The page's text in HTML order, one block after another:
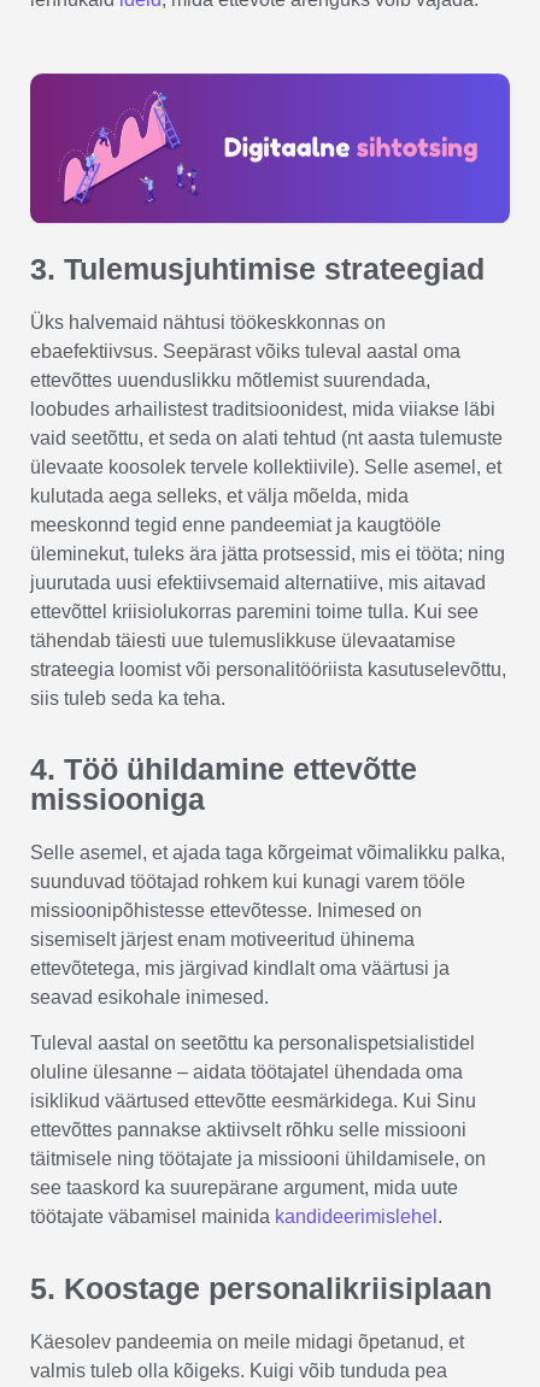
3. Tulemusjuhtimise strateegiad
Üks halvemaid nähtusi töökeskkonnas on
ebaefektiivsus. Seepärast võiks tuleval aastal oma
ettevõttes uuenduslikku mõtlemist suurendada,
loobudes arhailistest traditsioonidest, mida viiakse läbi
vaid seetõttu, et seda on alati tehtud (nt aasta tulemuste
ülevaate koosolek tervele kollektiivile). Selle asemel, et
kulutada aega selleks, et välja mõelda, mida
meeskonnd tegid enne pandeemiat ja kaugtööle
üleminekut, tuleks ära jätta protsessid, mis ei tööta; ning
juurutada uusi efektiivsemaid alternatiive, mis aitavad
ettevõttel kriisiolukorras paremini toime tulla. Kui see
tähendab täiesti uue tulemuslikkuse ülevaatamise
strateegia loomist või personalitööriista kasutuselevõttu,
siis tuleb seda ka teha.
4. Töö ühildamine ettevõtte
missiooniga
Selle asemel, et ajada taga kõrgeimat võimalikku palka,
suunduvad töötajad rohkem kui kunagi varem tööle
missioonipõhistesse ettevõtesse. Inimesed on
sisemiselt järjest enam motiveeritud ühinema
ettevõtetega, mis järgivad kindlalt oma väärtusi ja
seavad esikohale inimesed.
Tuleval aastal on seetõttu ka personalispetsialistidel
oluline ülesanne – aidata töötajatel ühendada oma
isiklikud väärtused ettevõtte eesmärkidega. Kui Sinu
ettevõttes pannakse aktiivselt rõhku selle missiooni
täitmisele ning töötajate ja missiooni ühildamisele, on
see taaskord ka suurepärane argument, mida uute
töötajate väbamisel mainida kandideerimislehel .
5. Koostage personalikriisiplaan
Käesolev pandeemia on meile midagi õpetanud, et
valmis tuleb olla kõigeks. Kuigi võib tunduda pea